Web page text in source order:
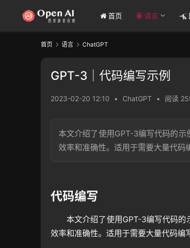
首页 语言
首页 语言 ChatGPT
GPT-3｜代码编写示例
2023-02-20 12:10 • ChatGPT • 阅读
本文介绍了使用GPT-3编写代码的
效率和准确性。适用于需要大量代码
代码编写
本文介绍了使用GPT-3编写代码
效率和准确性。适用于需要大量代码编